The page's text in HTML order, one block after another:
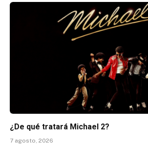
¿De qué tratará Michael 2?
7 agosto, 2026